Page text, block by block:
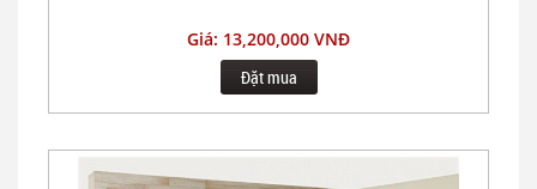
Giá: 13,200,000 VNĐ
Đặt mua